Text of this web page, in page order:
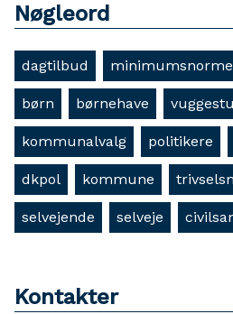
Nøgleord
dagtilbud
børn børnehave
kommunalvalg politikere
dkpol kommune
selvejende selveje
Kontakter